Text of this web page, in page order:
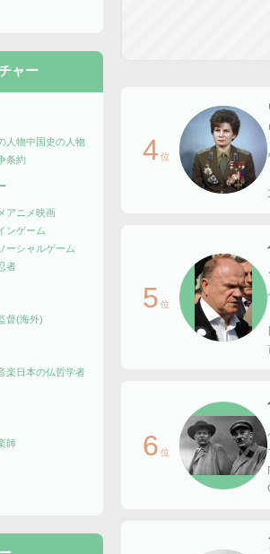
ャー
人物中国史の人物
条約
アニメ映画
ンゲーム
ーシャルゲーム
者
督(海外)
楽 日本の仏哲学者
師
4 位
5 位
6 位